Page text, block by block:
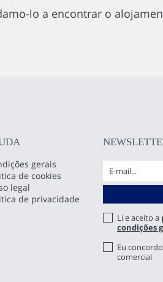
lo a encontrar o
gerais
de cookies
legal
de privacidade
Li e aceito a
condições
Eu
comercial